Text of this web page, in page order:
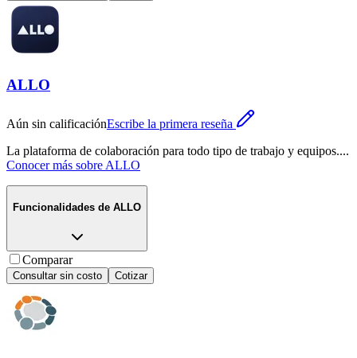
ALLO
Aún sin calificaciónEscribe la primera reseña
La plataforma de colaboración para todo tipo de trabajo y equipos....
Conocer más sobre ALLO
Funcionalidades de ALLO
Comparar
Consultar sin costo Cotizar